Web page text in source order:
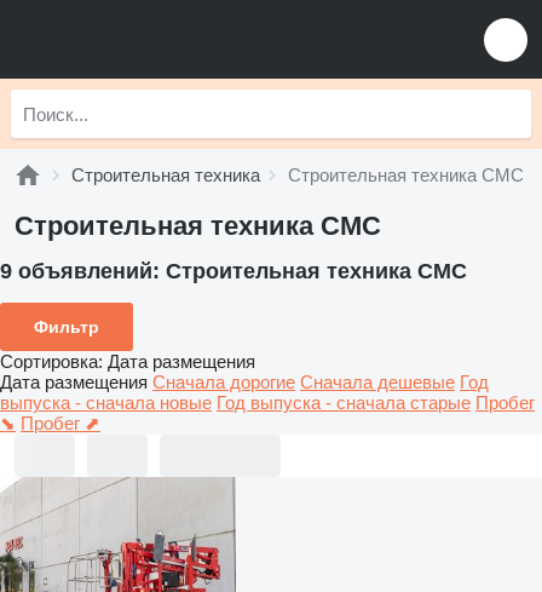
Строительная техника Строительная техника CMC
Строительная техника CMC
9 объявлений: Строительная техника CMC
Фильтр
Сортировка: Дата размещения
Дата размещения Сначала дорогие Сначала дешевые Год
выпуска - сначала новые Год выпуска - сначала старые Пробег
⬊ Пробег ⬈